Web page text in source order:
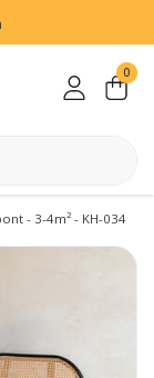
0
- 3-4m² - KH-034